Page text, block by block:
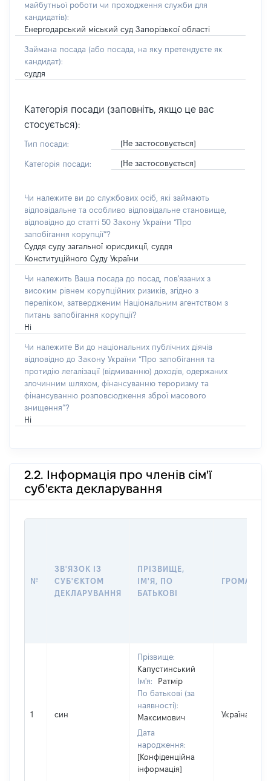
майбутньої роботи чи проходження служби для
кандидатів):
Енергодарський міський суд Запорізької області
Займана посада (або посада, на яку претендуєте як
кандидат):
суддя
Категорія посади (заповніть, якщо це вас
стосується):
Тип посади: [Не застосовується]
Категорія посади: [Не застосовується]
Чи належите ви до службових осіб, які займають
відповідальне та особливо відповідальне становище,
відповідно до статті 50 Закону України “Про
запобігання корупції”?
Суддя суду загальної юрисдикції, суддя
Конституційного Суду України
Чи належить Ваша посада до посад, пов'язаних з
високим рівнем корупційних ризиків, згідно з
переліком, затвердженим Національним агентством з
питань запобігання корупції?
Ні
Чи належите Ви до національних публічних діячів
відповідно до Закону України “Про запобігання та
протидію легалізації (відмиванню) доходів, одержаних
злочинним шляхом, фінансуванню тероризму та
фінансуванню розповсюдження зброї масового
знищення”?
Ні
2.2. Інформація про членів сім'ї
суб'єкта декларування
№
ЗВ'ЯЗОК ІЗ
СУБ'ЄКТОМ
ДЕКЛАРУВАННЯ
ПРІЗВИЩЕ,
ІМ'Я, ПО
БАТЬКОВІ
1 син
Прізвище:
Капустинський
Ім'я:
Ратмір
По батькові (за
наявності):
Максимович
Дата
народження:
[Конфіденційна
інформація]
Україна